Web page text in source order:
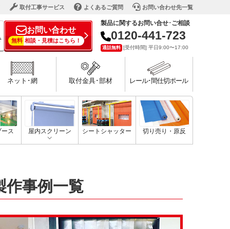
取付工事サービス よくあるご質問 お問い合わせ先一覧
お問い合わせ
無料 相談・見積はこちら！
製品に関するお問い合せ･ご相談
0120-441-723
通話無料 [受付時間] 平日9:00〜17:00
ネット･網 取付金具･部材 レール･間仕切ポール
ス 屋内スクリーン シートシャッター 切り売り・原反
作事例一覧